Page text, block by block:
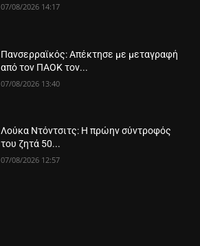
07/08/2026 14:17
Πανσερραϊκός: Απέκτησε με μεταγραφή
από τον ΠΑΟΚ τον...
07/08/2026 13:40
Λούκα Ντόντσιτς: Η πρώην σύντροφός
του ζητά 50...
07/08/2026 12:57